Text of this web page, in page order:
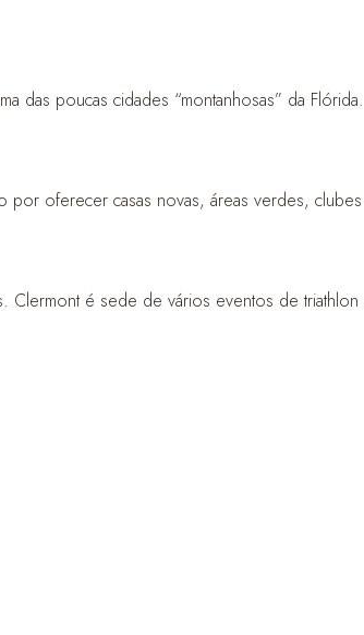
das poucas cidades “montanhosas” da Flórida.
por oferecer casas novas, áreas verdes,
Clermont é sede de vários eventos de